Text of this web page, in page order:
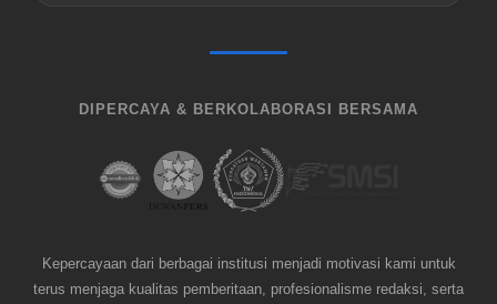
DIPERCAYA & BERKOLABORASI BERSAMA
Kepercayaan dari berbagai institusi menjadi motivasi kami untuk
terus menjaga kualitas pemberitaan, profesionalisme redaksi, serta